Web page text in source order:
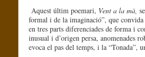
Aquest últim poemari, Vent a la mà,
formal i de la imaginació”, que
en tres parts diferenciades de forma i
inusual i d’origen persa, anomenades
evoca el pas del temps, i la “Tonada”,